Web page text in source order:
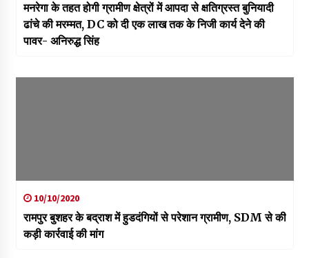
मनरेगा के तहत होगी ग्रामीण क्षेत्रों में आपदा से क्षतिग्रस्त बुनियादी
ढांचे की मरम्मत, DC को दी एक लाख तक के निजी कार्य देने की
पावर- अनिरुद्ध सिंह
10/10/2020
रामपुर बुशहर के बद्राश में हुडदंगियों से परेशान ग्रामीण, SDM से की
कड़ी कार्रवाई की मांग